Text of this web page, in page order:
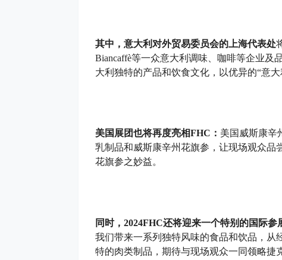
其中，意大利对外贸易委员会的上海代表处
Biancaffè等一众意大利调味、咖啡等企业及
大利独特的产品和饮食文化，以优异的“意
美国展团也将再度亮相FHC： 美国威斯康辛
乳制品和威斯康辛州花旗参，让现场观众品
花旗参之妙益。
同时，2024FHC还将迎来一个特别的国际参
我们带来一系列独特风味的食品和饮品，从
特的肉类制品，期待与现场观众一同领略捷